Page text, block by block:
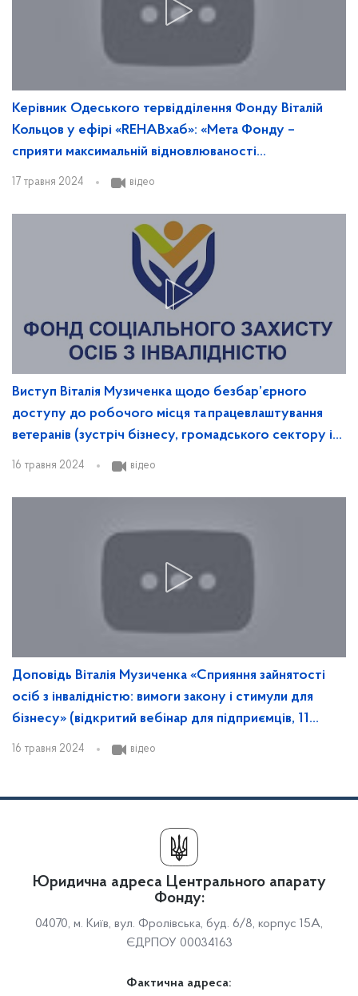
Керівник Одеського тервідділення Фонду Віталій
Кольцов у ефірі «REHABхаб»: «Мета Фонду –
сприяти максимальній відновлюваності
постраждалих військових»
17 травня 2024 відео
Виступ Віталія Музиченка щодо безбар’єрного
доступу до робочого місця та працевлаштування
ветеранів (зустріч бізнесу, громадського сектору і
представників влади, 9 травня 2024)
16 травня 2024 відео
Доповідь Віталія Музиченка «Сприяння зайнятості
осіб з інвалідністю: вимоги закону і стимули для
бізнесу» (відкритий вебінар для підприємців, 11
квітня 2024)
16 травня 2024 відео
Юридична адреса Центрального апарату
Фонду:
04070, м. Київ, вул. Фролівська, буд. 6/8, корпус 15А,
ЄДРПОУ 00034163
Фактична адреса: